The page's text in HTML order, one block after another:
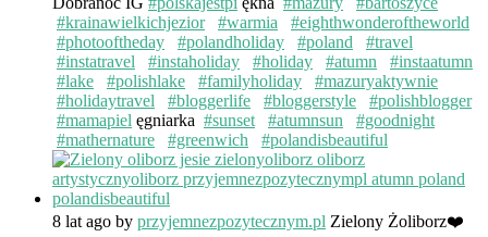
#krainawielkichjezior
#warmia
#eighthwonderoftheworld
#photooftheday
#polandholiday #poland
#travel
#instatravel
#instaholiday #holiday #atumn
#instaatumn
#lake
#polishlake #familyholiday
#mazuryaktywnie
#holidaytravel
#bloggerlife #bloggerstyle
#polishblogger
#mamapiel ęgniarka #sunset #atumnsun
#goodnight
#mathernature
#greenwich #polandisbeautiful
8 lat ago by przyjemnezpozytecznym.pl Zielony Żoliborz❤️